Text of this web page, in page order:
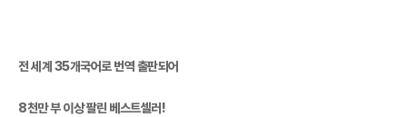
전 세계 35개국어로 번역 출판되어
8천만 부 이상 팔린 베스트셀러!